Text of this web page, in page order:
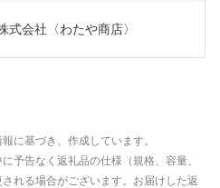
式会社〈わたや商店〉
に基づき、作成しています。
予告なく返礼品の仕様（規格、容量、
れる場合がございます。お届けした返